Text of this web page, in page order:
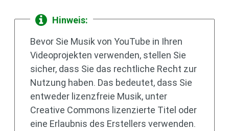
Hinweis:
Bevor Sie Musik von YouTube in Ihren
Videoprojekten verwenden, stellen Sie
sicher, dass Sie das rechtliche Recht zur
Nutzung haben. Das bedeutet, dass Sie
entweder lizenzfreie Musik, unter
Creative Commons lizenzierte Titel oder
eine Erlaubnis des Erstellers verwenden.